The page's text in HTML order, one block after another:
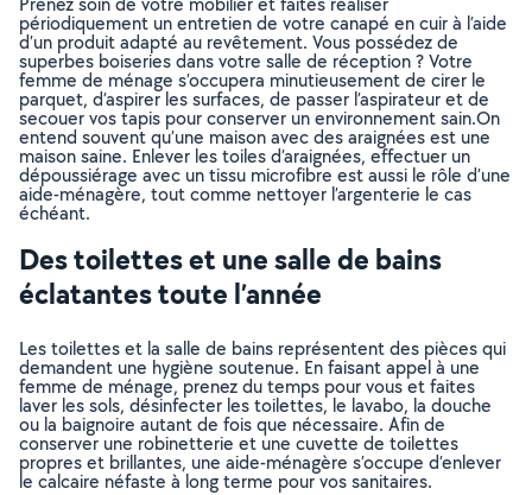
périodiquement un entretien de votre canapé en cuir à l’aide
d’un produit adapté au revêtement. Vous possédez de
superbes boiseries dans votre salle de réception ? Votre
femme de ménage s’occupera minutieusement de cirer le
parquet, d’aspirer les surfaces, de passer l’aspirateur et de
secouer vos tapis pour conserver un environnement sain.On
entend souvent qu’une maison avec des araignées est une
maison saine. Enlever les toiles d’araignées, effectuer un
dépoussiérage avec un tissu microfibre est aussi le rôle d’une
aide-ménagère, tout comme nettoyer l’argenterie le cas
échéant.
Des toilettes et une salle de bains
éclatantes toute l’année
Les toilettes et la salle de bains représentent des pièces qui
demandent une hygiène soutenue. En faisant appel à une
femme de ménage, prenez du temps pour vous et faites
laver les sols, désinfecter les toilettes, le lavabo, la douche
ou la baignoire autant de fois que nécessaire. Afin de
conserver une robinetterie et une cuvette de toilettes
propres et brillantes, une aide-ménagère s’occupe d’enlever
le calcaire néfaste à long terme pour vos sanitaires.